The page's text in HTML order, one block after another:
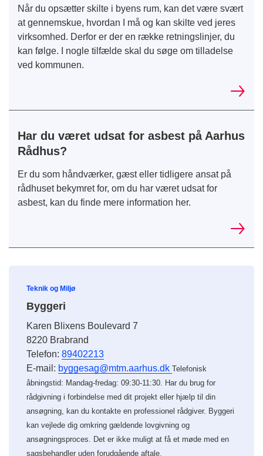
Når du opsætter skilte i byens rum, kan det være svært
at gennemskue, hvordan I må og kan skilte ved jeres
virksomhed. Derfor er der en række retningslinjer, du
kan følge. I nogle tilfælde skal du søge om tilladelse
ved kommunen.
Har du været udsat for asbest på Aarhus
Rådhus?
Er du som håndværker, gæst eller tidligere ansat på
rådhuset bekymret for, om du har været udsat for
asbest, kan du finde mere information her.
Teknik og Miljø
Byggeri
Karen Blixens Boulevard 7
8220 Brabrand
Telefon: 89402213
E-mail: byggesag@mtm.aarhus.dk Telefonisk
åbningstid: Mandag-fredag: 09:30-11:30. Har du brug for
rådgivning i forbindelse med dit projekt eller hjælp til din
ansøgning, kan du kontakte en professionel rådgiver. Byggeri
kan vejlede dig omkring gældende lovgivning og
ansøgningsproces. Det er ikke muligt at få et møde med en
sagsbehandler uden forudgående aftale.